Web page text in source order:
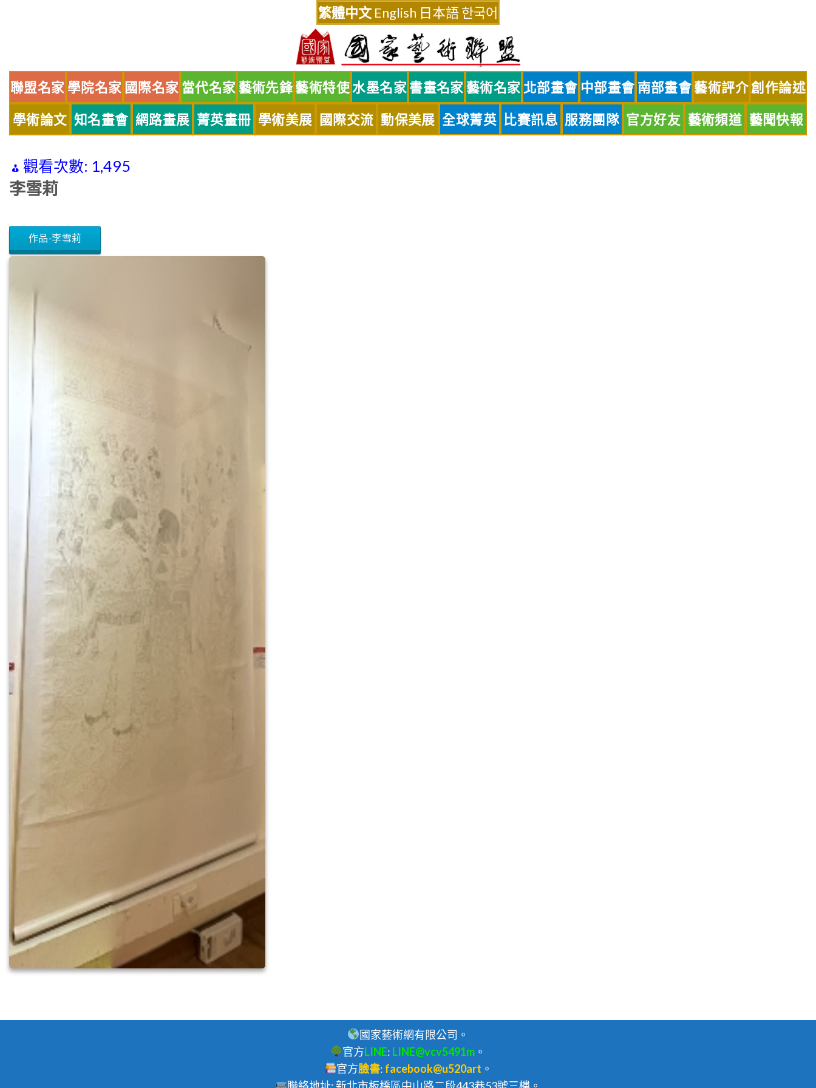
繁體中文 English 日本語한국어
聯盟名家 學院名家 國際名家 當代名家 藝術先鋒藝術特使水墨名家 書畫名家 藝術名家 北部畫會 中部畫會 南部畫會藝術評介創作論述
學術論文 知名畫會 網路畫展 菁英畫冊 學術美展 國際交流 動保美展 全球菁英 比賽訊息 服務團隊 官方好友 藝術頻道 藝聞快報
觀看次數: 1,495
李雪莉
作品-李雪莉
國家藝術網有限公司。
官方LINE: LINE@vcv5491m 。
官方臉書: facebook@u520art 。
聯絡地址: 新北市板橋區中山路二段443巷53號三樓。